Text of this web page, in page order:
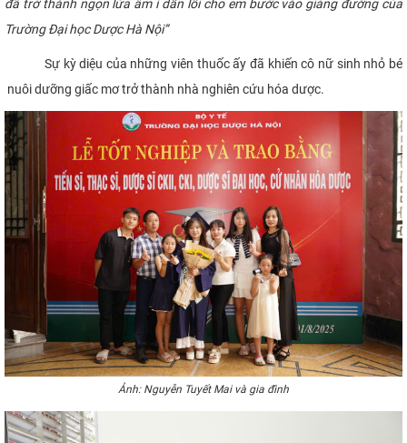
đã trở thành ngọn lửa âm ỉ dẫn lối cho em bước vào giảng đường của
Trường Đại học Dược Hà Nội”
Sự kỳ diệu của những viên thuốc ấy đã khiến cô nữ sinh nhỏ bé
nuôi dưỡng giấc mơ trở thành nhà nghiên cứu hóa dược.
Ảnh: Nguyễn Tuyết Mai và gia đình